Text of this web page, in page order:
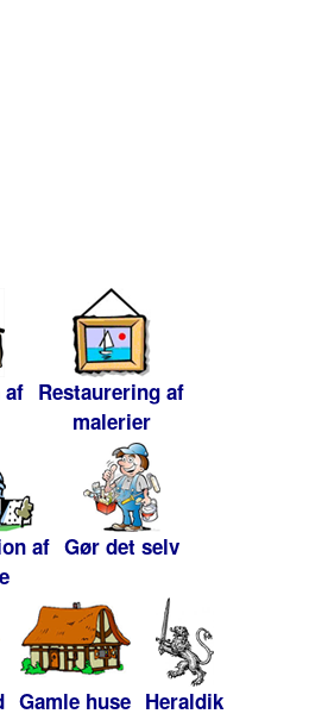
af Restaurering af
malerier
af Gør det selv
Gamle huse Heraldik